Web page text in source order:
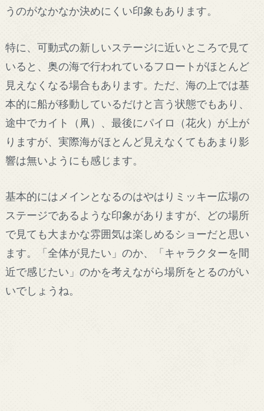
うのがなかなか決めにくい印象もあります。
特に、可動式の新しいステージに近いところで見て
いると、奥の海で行われているフロートがほとんど
見えなくなる場合もあります。ただ、海の上では基
本的に船が移動しているだけと言う状態でもあり、
途中でカイト（凧）、最後にパイロ（花火）が上が
りますが、実際海がほとんど見えなくてもあまり影
響は無いようにも感じます。
基本的にはメインとなるのはやはりミッキー広場の
ステージであるような印象がありますが、どの場所
で見ても大まかな雰囲気は楽しめるショーだと思い
ます。「全体が見たい」のか、「キャラクターを間
近で感じたい」のかを考えながら場所をとるのがい
いでしょうね。